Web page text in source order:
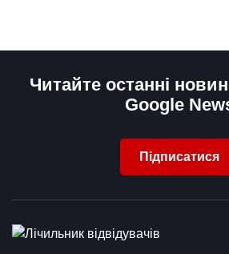
Читайте останні
Google
Підписатися